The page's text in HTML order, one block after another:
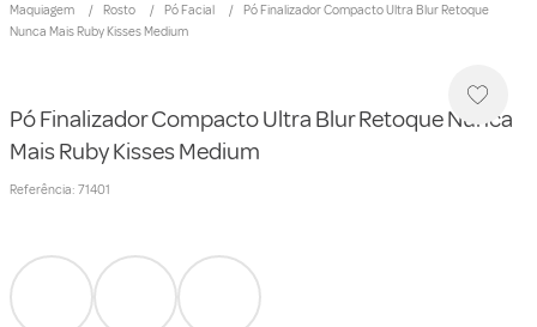
Maquiagem Rosto Pó Facial
Pó Finalizador Compacto Ultra Blur Retoque
Nunca Mais Ruby Kisses Medium
Pó Finalizador Compacto Ultra Blur Retoque Nunca
Mais Ruby Kisses Medium
Referência: 71401